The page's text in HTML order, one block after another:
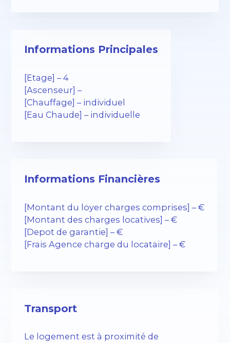
Informations Principales
[Etage] – 4
[Ascenseur] –
[Chauffage] – individuel
[Eau Chaude] – individuelle
Informations Financières
[Montant du loyer charges comprises] – €
[Montant des charges locatives] – €
[Depot de garantie] – €
[Frais Agence charge du locataire] – €
Transport
Le logement est à proximité de